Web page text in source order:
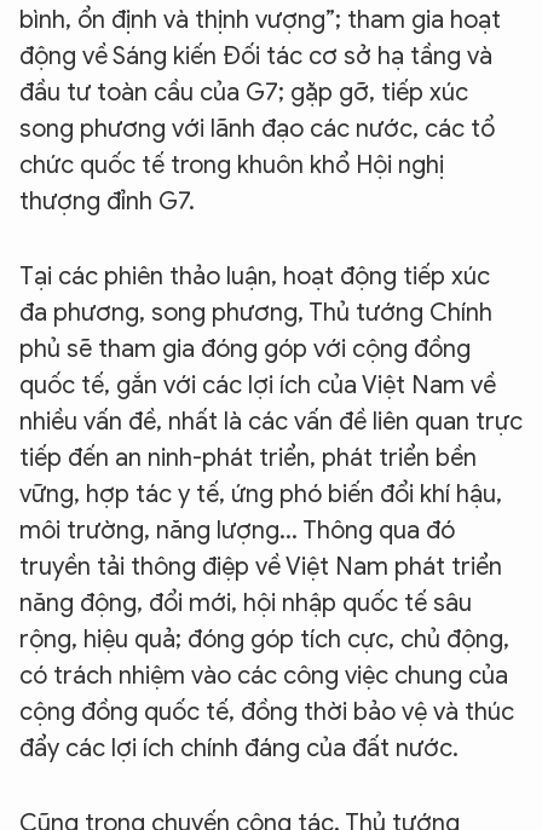
bình, ổn định và thịnh vượng”; tham gia hoạt
động về Sáng kiến Đối tác cơ sở hạ tầng và
đầu tư toàn cầu của G7; gặp gỡ, tiếp xúc
song phương với lãnh đạo các nước, các tổ
chức quốc tế trong khuôn khổ Hội nghị
thượng đỉnh G7.
Tại các phiên thảo luận, hoạt động tiếp xúc
đa phương, song phương, Thủ tướng Chính
phủ sẽ tham gia đóng góp với cộng đồng
quốc tế, gắn với các lợi ích của Việt Nam về
nhiều vấn đề, nhất là các vấn đề liên quan trực
tiếp đến an ninh-phát triển, phát triển bền
vững, hợp tác y tế, ứng phó biến đổi khí hậu,
môi trường, năng lượng... Thông qua đó
truyền tải thông điệp về Việt Nam phát triển
năng động, đổi mới, hội nhập quốc tế sâu
rộng, hiệu quả; đóng góp tích cực, chủ động,
có trách nhiệm vào các công việc chung của
cộng đồng quốc tế, đồng thời bảo vệ và thúc
đẩy các lợi ích chính đáng của đất nước.
Cũng trong chuyến công tác, Thủ tướng